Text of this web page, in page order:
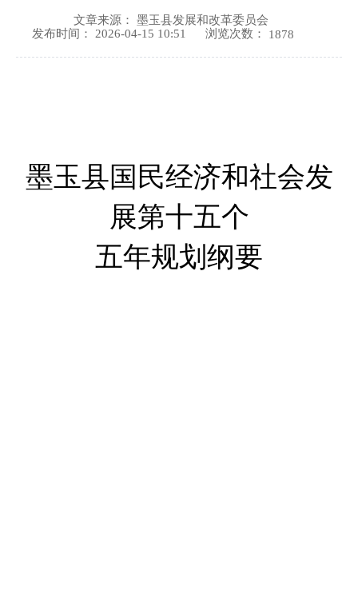
文章来源： 墨玉县发展和改革委员会
发布时间： 2026-04-15 10:51
浏览次数： 1878
墨玉县国民经济和社会发
展第十五个
五年规划 纲要